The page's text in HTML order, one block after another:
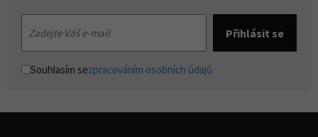
Souhlasím sezpracováním osobních údajů